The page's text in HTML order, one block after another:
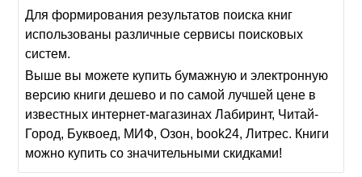
Для формирования результатов поиска книг
использованы различные сервисы поисковых
систем.
Выше вы можете купить бумажную и электронную
версию книги дешево и по самой лучшей цене в
известных интернет-магазинах Лабиринт, Читай-
Город, Буквоед, МИФ, Озон, book24, Литрес. Книги
можно купить со значительными скидками!